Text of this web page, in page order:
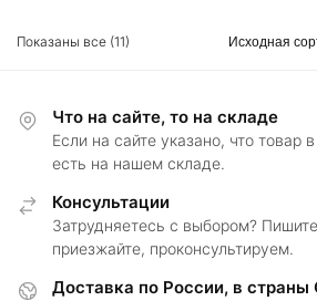
несколько
можно
выбрать
странице
товара.
Показаны все (11)
Что на сайте, то на складе
Если на сайте указано, что товар
есть на нашем складе.
Консультации
Затрудняетесь с выбором?
приезжайте, проконсультируем.
Доставка по России, в страны